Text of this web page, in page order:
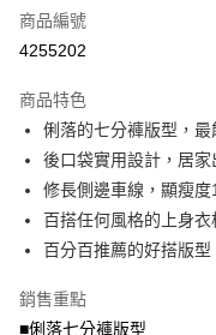
【大哥付你分期使用說明】
1.本服務由台灣大哥大提供
流程，驗證手機門號後，選
成交易。
3.實際核准額度、可分期數
4.訂單成立30分鐘內，如未
法說明評估內容。
【繳款方式說明】
1.分期款項不併入電信帳單
醒簡訊。
帳／街口支付／iPASS
AFTEE先享後付
【關於「AFTEE先享後付」】
AFTEE先享後付是「在收到
便利好安心！
１．簡單：不需註冊會員、
２．便利：只要手機號碼，
３．安心：先確認商品／服
【「AFTEE先享後付」結帳
結帳頁面，進行簡訊認證並
ATM付款
全家取貨付款
每筆NT$70，滿NT$699(
付款後全家取貨
每筆NT$70，滿NT$699(
商品編號
4255202
商品特色
俐落的七分褲版型，最
後口袋實用設計，居家
修長側邊車線，顯瘦度
百搭任何風格的上身
百分百推薦的好搭版
銷售重點
■俐落七分褲版型